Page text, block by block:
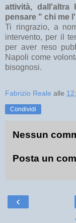
attività,
pensare " chi me
Ti ringrazio, a
intervento, per il
per aver reso
Napoli come
bisognosi.
Fabrizio Reale alle
Condividi
Nessun
Posta un
‹